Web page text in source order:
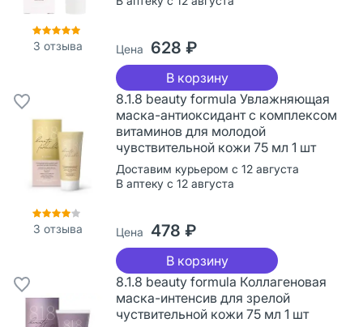
3 отзыва Цена 628 ₽
В корзину
3 отзыва
8.1.8 beauty formula Увлажняющая
маска-антиоксидант с комплексом
витаминов для молодой
чувствительной кожи 75 мл 1 шт
Доставим курьером с 12 августа
В аптеку с 12 августа
Цена 478 ₽
В корзину
8.1.8 beauty formula Коллагеновая
маска-интенсив для зрелой
чуствительной кожи 75 мл 1 шт